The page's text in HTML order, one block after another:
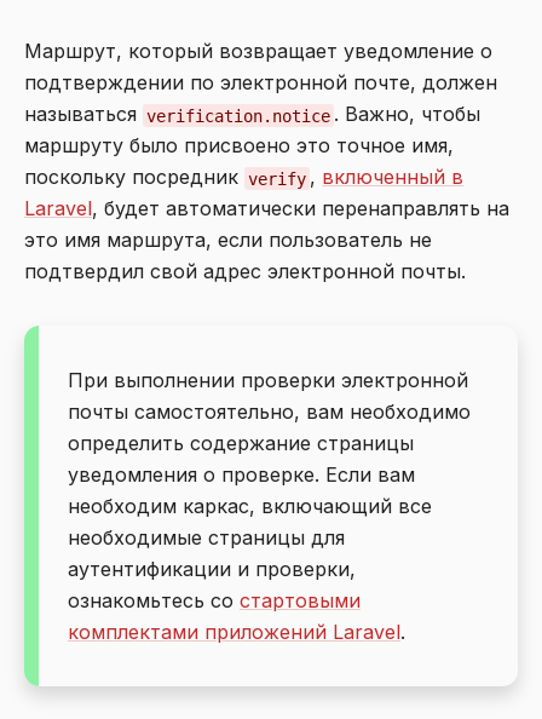
Маршрут, который возвращает уведомление о
подтверждении по электронной почте, должен
называться verification.notice . Важно, чтобы
маршруту было присвоено это точное имя,
поскольку посредник verify , включенный в
Laravel, будет автоматически перенаправлять на
это имя маршрута, если пользователь не
подтвердил свой адрес электронной почты.
При выполнении проверки электронной
почты самостоятельно, вам необходимо
определить содержание страницы
уведомления о проверке. Если вам
необходим каркас, включающий все
необходимые страницы для
аутентификации и проверки,
ознакомьтесь со стартовыми
комплектами приложений Laravel.